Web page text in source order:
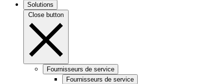
Solutions
Close button
Fournisseurs de service
Fournisseurs de service